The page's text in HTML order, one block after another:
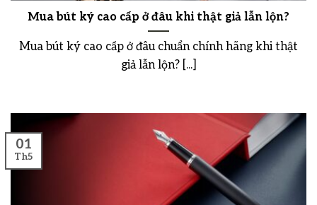
Mua bút ký cao cấp ở đâu khi thật giả lẫn lộn?
Mua bút ký cao cấp ở đâu chuẩn chính hãng khi thật
giả lẫn lộn? [...]
01
Th5